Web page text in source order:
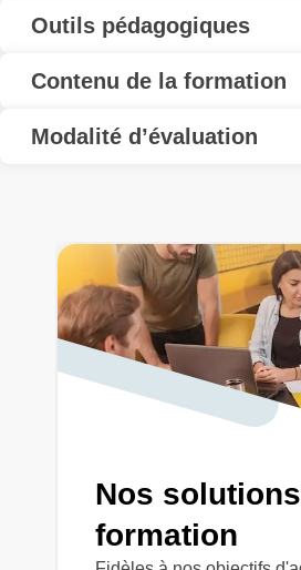
Outils pédagogiques
Contenu de la formation
Modalité d’évaluation
Nos
formation